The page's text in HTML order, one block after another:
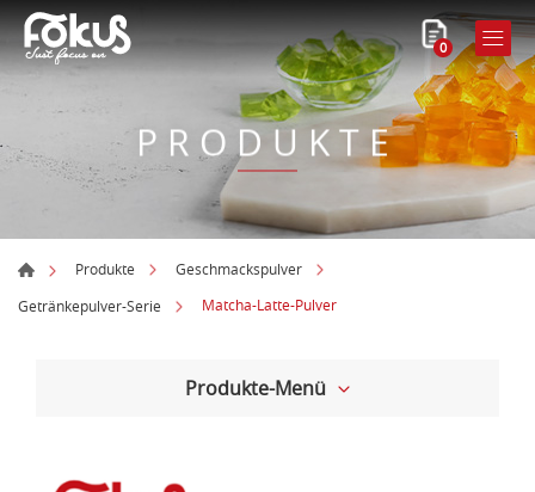
0
PRODUKTE
Produkte
Geschmackspulver
Getränkepulver-Serie
Matcha-Latte-Pulver
Produkte-Menü